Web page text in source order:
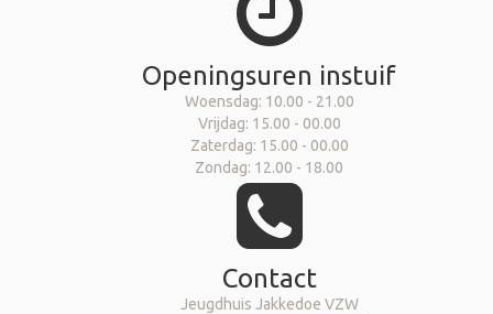
Openingsuren instuif
Woensdag: 10.00 - 21.00
Vrijdag: 15.00 - 00.00
Zaterdag: 15.00 - 00.00
Zondag: 12.00 - 18.00
Contact
Jeugdhuis Jakkedoe VZW